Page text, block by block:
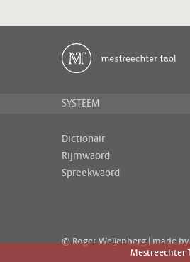
SYSTEEM
Dictionair
Rijmwäörd
Spreekwäörd
© Roger Weijenberg | made by
Mestreechter